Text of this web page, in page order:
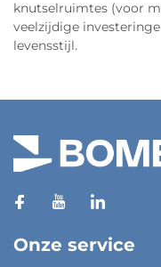
knutselruimtes (voor
veelzijdige
levensstijl.
Onze service